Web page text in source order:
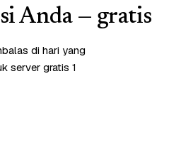
Anda — gratis
di hari yang
server gratis 1